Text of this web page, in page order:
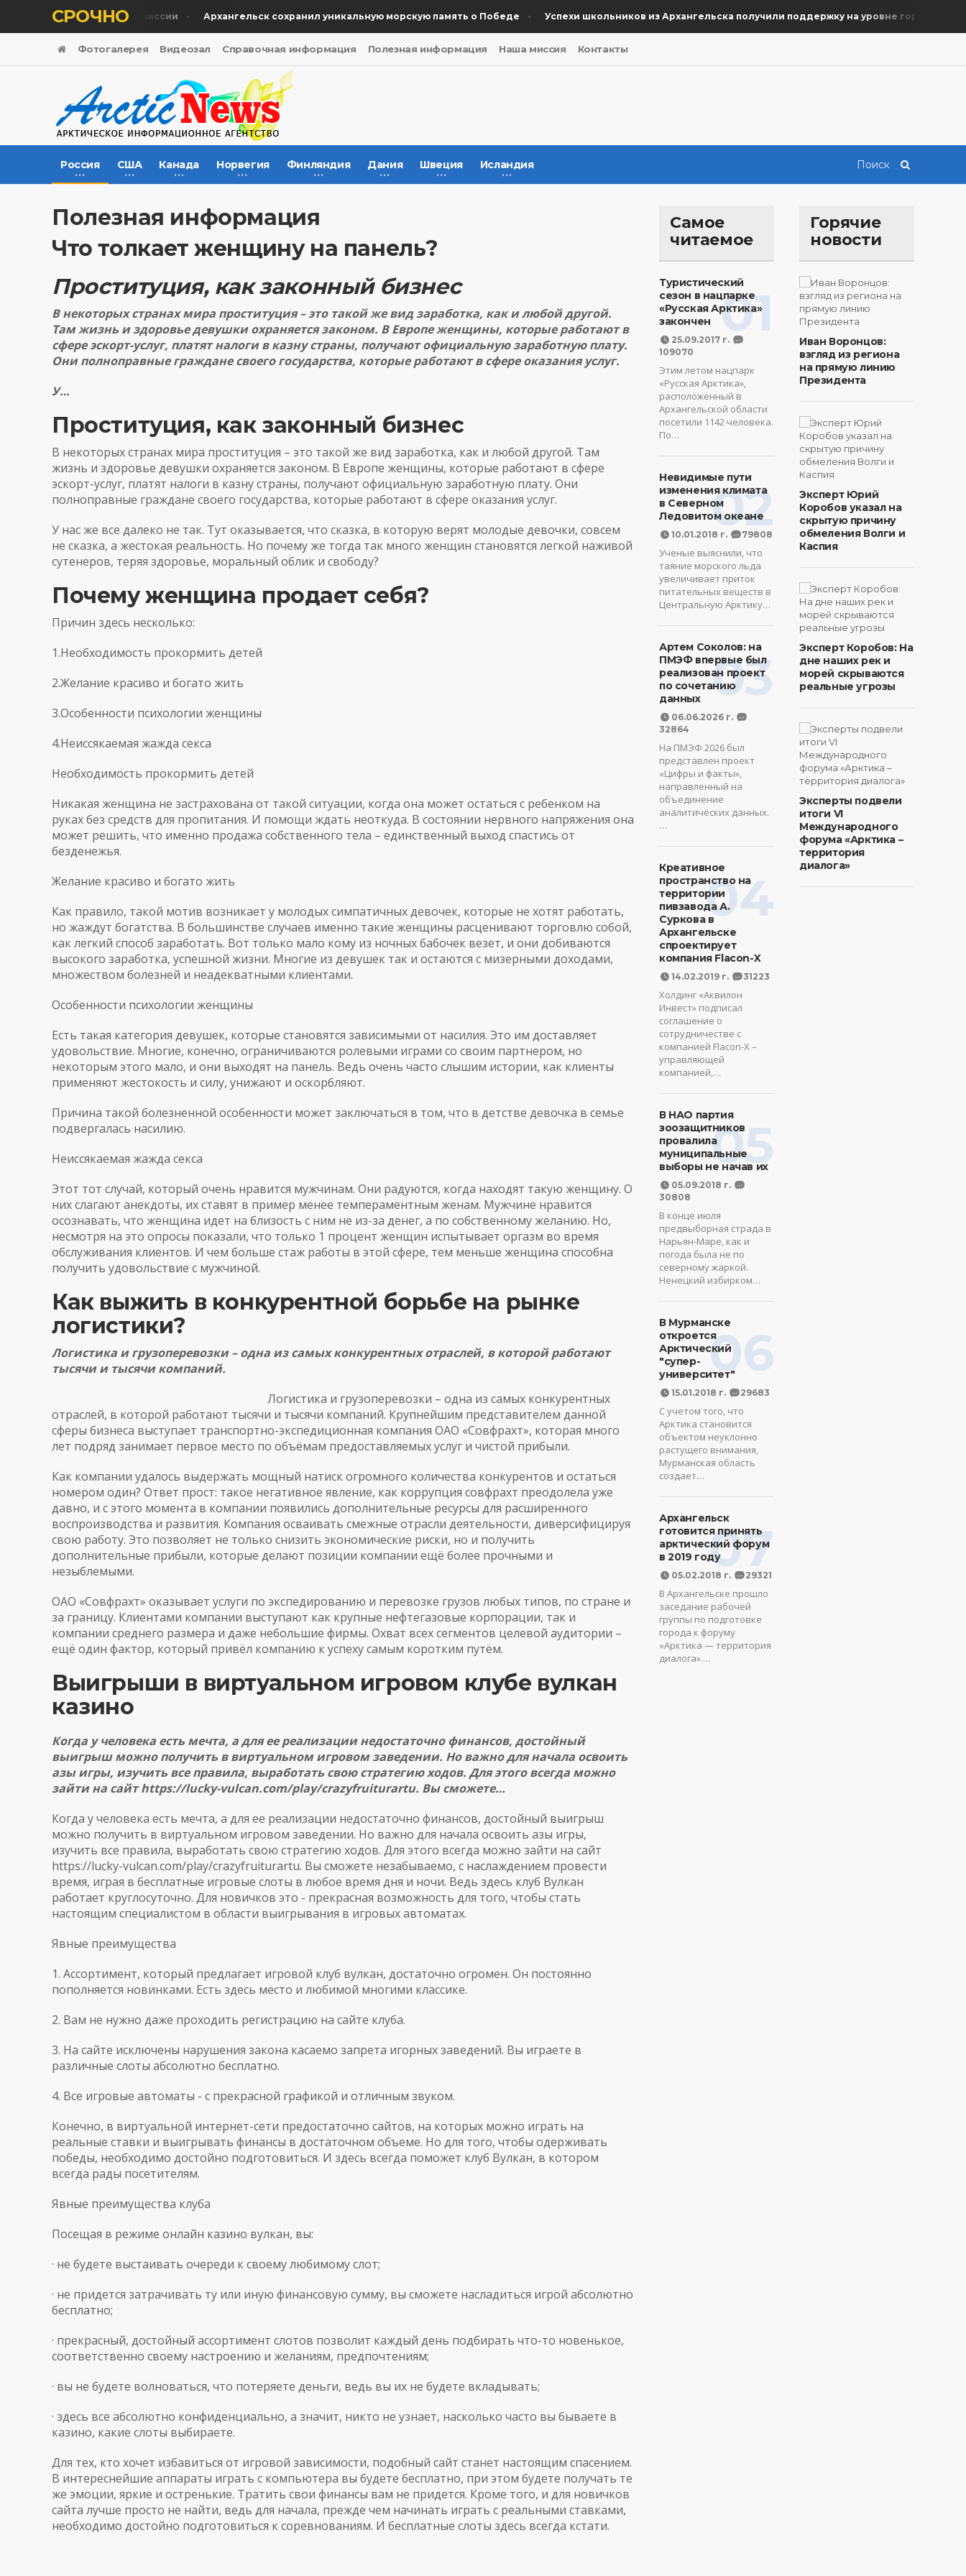
СРОЧНО
время гуманитарной миссии Архангельск сохранил уникальную морскую память о Победе Успехи школьников из Архангельска получили поддержку на уровне города
Фотогалерея Видеозал Справочная информация Полезная информация Наша миссия Контакты
Россия США Канада Норвегия Финляндия Дания Швеция Исландия
Полезная информация
Что толкает женщину на панель?
Проституция, как законный бизнес
В некоторых странах мира проституция – это такой же вид заработка, как и любой другой.
Там жизнь и здоровье девушки охраняется законом. В Европе женщины, которые работают в
сфере эскорт-услуг, платят налоги в казну страны, получают официальную заработную плату.
Они полноправные граждане своего государства, которые работают в сфере оказания услуг.
У…
Проституция, как законный бизнес
В некоторых странах мира проституция – это такой же вид заработка, как и любой другой. Там
жизнь и здоровье девушки охраняется законом. В Европе женщины, которые работают в сфере
эскорт-услуг, платят налоги в казну страны, получают официальную заработную плату. Они
полноправные граждане своего государства, которые работают в сфере оказания услуг.
У нас же все далеко не так. Тут оказывается, что сказка, в которую верят молодые девочки, совсем
не сказка, а жестокая реальность. Но почему же тогда так много женщин становятся легкой наживой
сутенеров, теряя здоровье, моральный облик и свободу?
Почему женщина продает себя?
Причин здесь несколько:
1.Необходимость прокормить детей
2.Желание красиво и богато жить
3.Особенности психологии женщины
4.Неиссякаемая жажда секса
Необходимость прокормить детей
Никакая женщина не застрахована от такой ситуации, когда она может остаться с ребенком на
руках без средств для пропитания. И помощи ждать неоткуда. В состоянии нервного напряжения она
может решить, что именно продажа собственного тела – единственный выход спастись от
безденежья.
Желание красиво и богато жить
Как правило, такой мотив возникает у молодых симпатичных девочек, которые не хотят работать,
но жаждут богатства. В большинстве случаев именно такие женщины расценивают торговлю собой,
как легкий способ заработать. Вот только мало кому из ночных бабочек везет, и они добиваются
высокого заработка, успешной жизни. Многие из девушек так и остаются с мизерными доходами,
множеством болезней и неадекватными клиентами.
Особенности психологии женщины
Есть такая категория девушек, которые становятся зависимыми от насилия. Это им доставляет
удовольствие. Многие, конечно, ограничиваются ролевыми играми со своим партнером, но
некоторым этого мало, и они выходят на панель. Ведь очень часто слышим истории, как клиенты
применяют жестокость и силу, унижают и оскорбляют.
Причина такой болезненной особенности может заключаться в том, что в детстве девочка в семье
подвергалась насилию.
Неиссякаемая жажда секса
Этот тот случай, который очень нравится мужчинам. Они радуются, когда находят такую женщину. О
них слагают анекдоты, их ставят в пример менее темпераментным женам. Мужчине нравится
осознавать, что женщина идет на близость с ним не из-за денег, а по собственному желанию. Но,
несмотря на это опросы показали, что только 1 процент женщин испытывает оргазм во время
обслуживания клиентов. И чем больше стаж работы в этой сфере, тем меньше женщина способна
получить удовольствие с мужчиной.
Как выжить в конкурентной борьбе на рынке
логистики?
Логистика и грузоперевозки – одна из самых конкурентных отраслей, в которой работают
тысячи и тысячи компаний.
Логистика и грузоперевозки – одна из самых конкурентных
отраслей, в которой работают тысячи и тысячи компаний. Крупнейшим представителем данной
сферы бизнеса выступает транспортно-экспедиционная компания ОАО «Совфрахт», которая много
лет подряд занимает первое место по объёмам предоставляемых услуг и чистой прибыли.
Как компании удалось выдержать мощный натиск огромного количества конкурентов и остаться
номером один? Ответ прост: такое негативное явление, как коррупция совфрахт преодолела уже
давно, и с этого момента в компании появились дополнительные ресурсы для расширенного
воспроизводства и развития. Компания осваивать смежные отрасли деятельности, диверсифицируя
свою работу. Это позволяет не только снизить экономические риски, но и получить
дополнительные прибыли, которые делают позиции компании ещё более прочными и
незыблемыми.
ОАО «Совфрахт» оказывает услуги по экспедированию и перевозке грузов любых типов, по стране и
за границу. Клиентами компании выступают как крупные нефтегазовые корпорации, так и
компании среднего размера и даже небольшие фирмы. Охват всех сегментов целевой аудитории –
ещё один фактор, который привёл компанию к успеху самым коротким путём.
Выигрыши в виртуальном игровом клубе вулкан
казино
Когда у человека есть мечта, а для ее реализации недостаточно финансов, достойный
выигрыш можно получить в виртуальном игровом заведении. Но важно для начала освоить
азы игры, изучить все правила, выработать свою стратегию ходов. Для этого всегда можно
зайти на сайтhttps://lucky-vulcan.com/play/crazyfruiturartu. Вы сможете…
Когда у человека есть мечта, а для ее реализации недостаточно финансов, достойный выигрыш
можно получить в виртуальном игровом заведении. Но важно для начала освоить азы игры,
изучить все правила, выработать свою стратегию ходов. Для этого всегда можно зайти на сайт
https://lucky-vulcan.com/play/crazyfruiturartu. Вы сможете незабываемо, с наслаждением провести
время, играя в бесплатные игровые слоты в любое время дня и ночи. Ведь здесь клуб Вулкан
работает круглосуточно. Для новичков это - прекрасная возможность для того, чтобы стать
настоящим специалистом в области выигрывания в игровых автоматах.
Явные преимущества
1. Ассортимент, который предлагает игровой клуб вулкан, достаточно огромен. Он постоянно
пополняется новинками. Есть здесь место и любимой многими классике.
2. Вам не нужно даже проходить регистрацию на сайте клуба.
3. На сайте исключены нарушения закона касаемо запрета игорных заведений. Вы играете в
различные слоты абсолютно бесплатно.
4. Все игровые автоматы - с прекрасной графикой и отличным звуком.
Конечно, в виртуальной интернет-сети предостаточно сайтов, на которых можно играть на
реальные ставки и выигрывать финансы в достаточном объеме. Но для того, чтобы одерживать
победы, необходимо достойно подготовиться. И здесь всегда поможет клуб Вулкан, в котором
всегда рады посетителям.
Явные преимущества клуба
Посещая в режиме онлайн казино вулкан, вы:
· не будете выстаивать очереди к своему любимому слот;
· не придется затрачивать ту или иную финансовую сумму, вы сможете насладиться игрой абсолютно
бесплатно;
· прекрасный, достойный ассортимент слотов позволит каждый день подбирать что-то новенькое,
соответственно своему настроению и желаниям, предпочтениям;
· вы не будете волноваться, что потеряете деньги, ведь вы их не будете вкладывать;
· здесь все абсолютно конфиденциально, а значит, никто не узнает, насколько часто вы бываете в
казино, какие слоты выбираете.
Для тех, кто хочет избавиться от игровой зависимости, подобный сайт станет настоящим спасением.
В интереснейшие аппараты играть с компьютера вы будете бесплатно, при этом будете получать те
же эмоции, яркие и остренькие. Тратить свои финансы вам не придется. Кроме того, и для новичков
сайта лучше просто не найти, ведь для начала, прежде чем начинать играть с реальными ставками,
необходимо достойно подготовиться к соревнованиям. И бесплатные слоты здесь всегда кстати.
Самое
читаемое
01
Туристический
сезон в нацпарке
«Русская Арктика»
закончен
25.09.2017 г.
109070
Этим летом нацпарк
«Русская Арктика»,
расположенный в
Архангельской области
посетили 1142 человека.
По…
02
Невидимые пути
изменения климата
в Северном
Ледовитом океане
10.01.2018 г. 79808
Ученые выяснили, что
таяние морского льда
увеличивает приток
питательных веществ в
Центральную Арктику…
03
Артем Соколов: на
ПМЭФ впервые был
реализован проект
по сочетанию
данных
06.06.2026 г.
32864
На ПМЭФ 2026 был
представлен проект
«Цифры и факты»,
направленный на
объединение
аналитических данных.
…
04
Креативное
пространство на
территории
пивзавода А.
Суркова в
Архангельске
спроектирует
компания Flacon-X
14.02.2019 г. 31223
Холдинг «Аквилон
Инвест» подписал
соглашение о
сотрудничестве с
компанией Flacon-X –
управляющей
компанией,…
05
В НАО партия
зоозащитников
провалила
муниципальные
выборы не начав их
05.09.2018 г.
30808
В конце июля
предвыборная страда в
Нарьян-Маре, как и
погода была не по
северному жаркой.
Ненецкий избирком…
06
В Мурманске
откроется
Арктический
"супер-
университет"
15.01.2018 г. 29683
С учетом того, что
Арктика становится
объектом неуклонно
растущего внимания,
Мурманская область
создает…
07
Архангельск
готовится принять
арктический форум
в 2019 году
05.02.2018 г. 29321
В Архангельске прошло
заседание рабочей
группы по подготовке
города к форуму
«Арктика — территория
диалога».…
Горячие
новости
Иван Воронцов:
взгляд из региона
на прямую линию
Президента
Эксперт Юрий
Коробов указал на
скрытую причину
обмеления Волги и
Каспия
Эксперт Коробов: На
дне наших рек и
морей скрываются
реальные угрозы
Эксперты подвели
итоги VI
Международного
форума «Арктика –
территория
диалога»